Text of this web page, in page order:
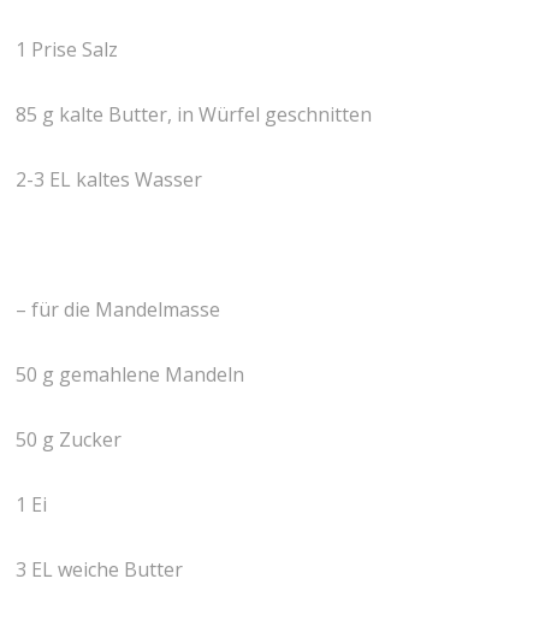
1 Prise Salz
85 g kalte Butter, in Würfel geschnitten
2-3 EL kaltes Wasser
– für die Mandelmasse
50 g gemahlene Mandeln
50 g Zucker
1 Ei
3 EL weiche Butter